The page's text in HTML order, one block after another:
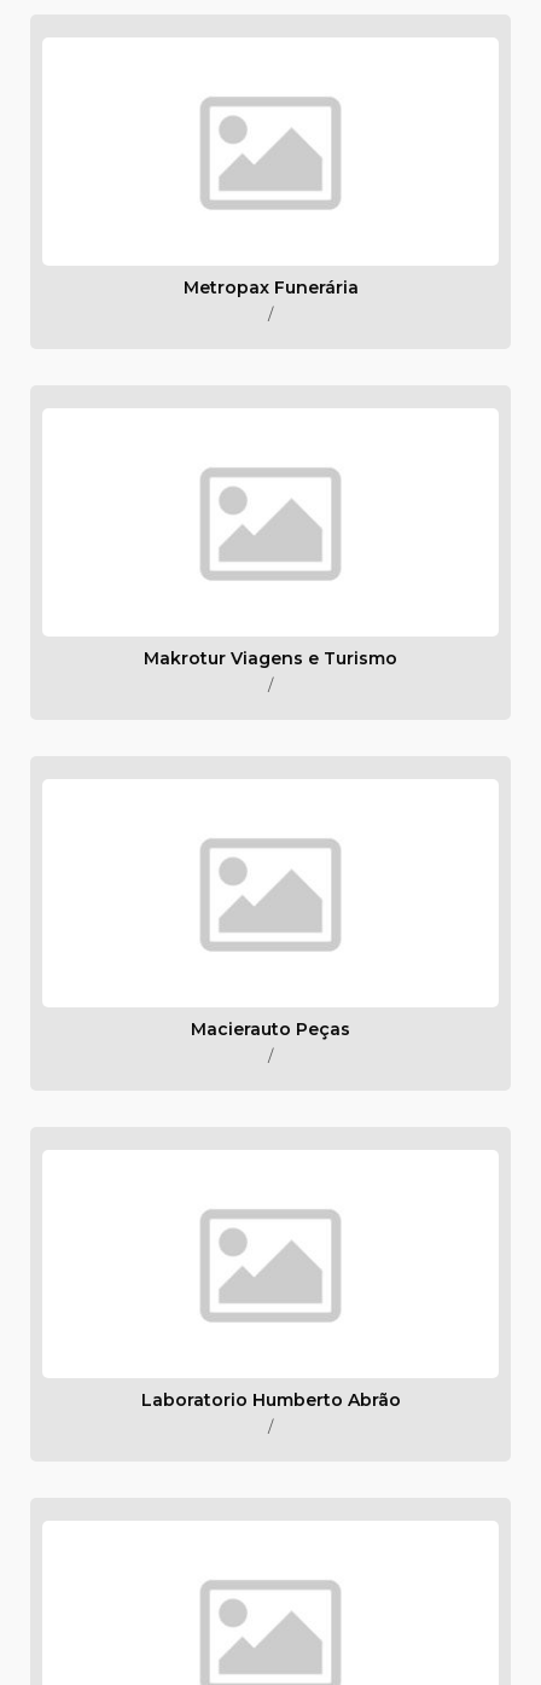
Metropax Funerária
/
Makrotur Viagens e Turismo
/
Macierauto Peças
/
Laboratorio Humberto Abrão
/